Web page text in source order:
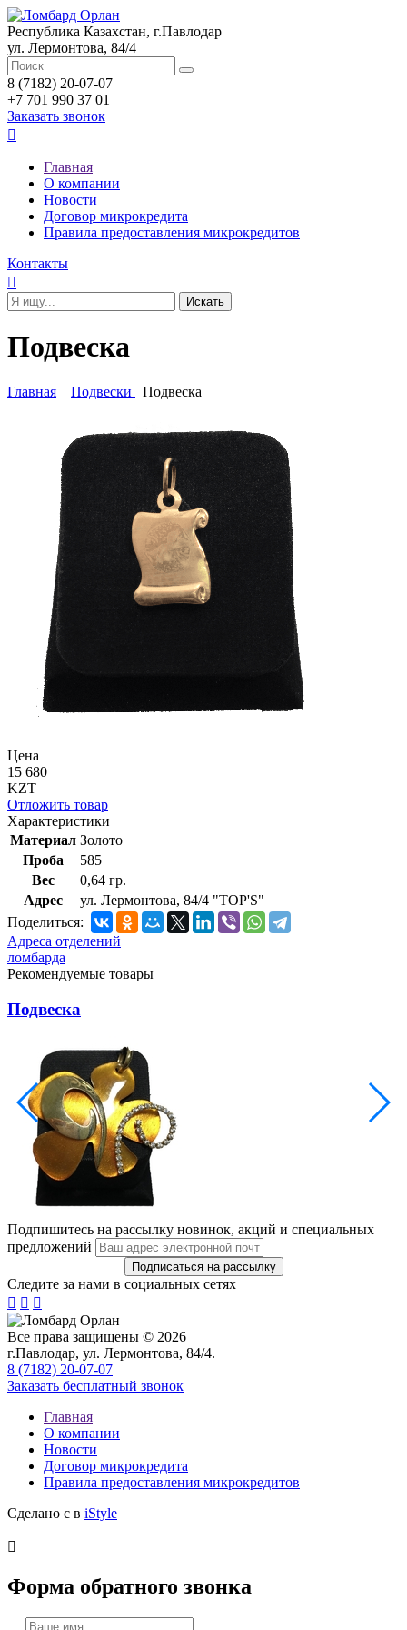
Республика Казахстан, г.Павлодар
ул. Лермонтова, 84/4
8 (7182) 20-07-07
+7 701 990 37 01
Заказать звонок

Главная
О компании
Новости
Договор микрокредита
Правила предоставления микрокредитов
Контакты

Подвеска
Главная Подвески Подвеска
Цена
15 680
KZT
Отложить товар
Характеристики
Материал Золото
Проба
585
Вес
0,64 гр.
Адрес
ул. Лермонтова, 84/4 "TOP'S"
Поделиться:
Адреса отделений
ломбарда
Рекомендуемые товары
Подвеска
Подпишитесь на рассылку новинок, акций и специальных
предложений
Следите за нами в социальных сетях
  
Все права защищены © 2026
г.Павлодар, ул. Лермонтова, 84/4.
8 (7182) 20-07-07
Заказать бесплатный звонок
Главная
О компании
Новости
Договор микрокредита
Правила предоставления микрокредитов
Сделано с в iStyle

Форма обратного звонка